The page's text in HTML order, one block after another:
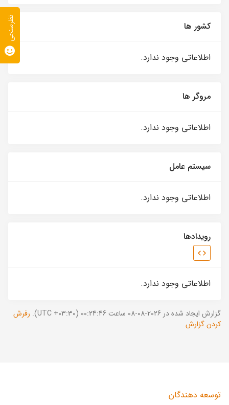
کشور ها
اطلاعاتی وجود ندارد.
مروگر ها
اطلاعاتی وجود ندارد.
سیستم عامل
اطلاعاتی وجود ندارد.
رویدادها
اطلاعاتی وجود ندارد.
گزارش ایجاد شده در 2026-08-08 ساعت 00:24:46 (UTC +03:30).
رفرش
کردن گزارش
توسعه دهندگان
نظرسنجی